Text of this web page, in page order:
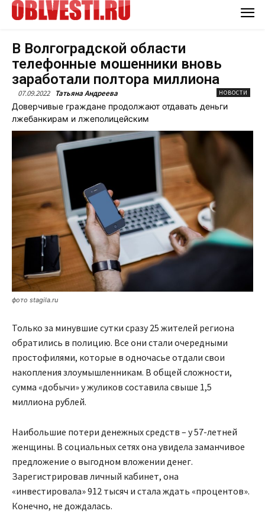
В Волгоградской области
телефонные мошенники вновь
заработали полтора миллиона
07.09.2022 Татьяна Андреева НОВОСТИ
Доверчивые граждане продолжают отдавать деньги
лжебанкирам и лжеполицейским
фото stagila.ru
Только за минувшие сутки сразу 25 жителей региона
обратились в полицию. Все они стали очередными
простофилями, которые в одночасье отдали свои
накопления злоумышленникам. В общей сложности,
сумма «добычи» у жуликов составила свыше 1,5
миллиона рублей.
Наибольшие потери денежных средств – у 57-летней
женщины. В социальных сетях она увидела заманчивое
предложение о выгодном вложении денег.
Зарегистрировав личный кабинет, она
«инвестировала» 912 тысяч и стала ждать «процентов».
Конечно, не дождалась.